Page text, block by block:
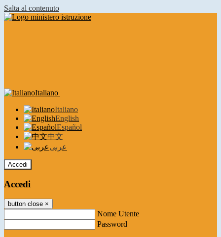
Salta al contenuto
Italiano
Italiano
English
Español
中文
عربى
Accedi
Accedi
button close ×
Nome Utente
Password